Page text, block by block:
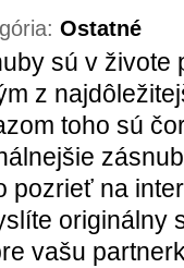
Ostatné
sú v živote
z
toho sú
pozrieť na
originálny
vašu